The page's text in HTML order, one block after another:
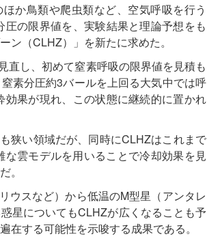
か鳥類や爬虫類など、空気呼吸を行う
の限界値を、実験結果と理論予想をも
ン（CLHZ）」を新たに求めた。
直し、初めて窒素呼吸の限界値を見積も
素分圧約3バールを上回る大気中では呼
果が現れ、この状態に継続的に置かれ
狭い領域だが、同時にCLHZはこれまで
雲モデルを用いることで冷却効果を見
。
ウスなど）から低温のM型星（アンタレ
星についてもCLHZが広くなることも予
する可能性を示唆する成果である。